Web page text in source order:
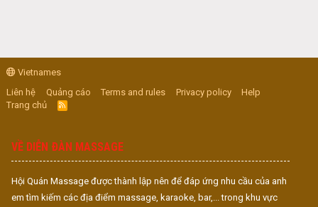
Vietnames
Liên hệ
Quảng cáo Terms and rules Privacy policy
Help
Trang chủ
R
S
VỀ DIỄN ĐÀN MASSAGE
Hội Quán Massage được thành lập nên để đáp ứng nhu cầu của anh
em tìm kiếm các địa điểm massage, karaoke, bar,... trong khu vực